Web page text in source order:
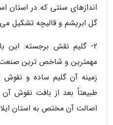
اندازهای سنتی که در استان
گل ابریشم و قالیچه تشکیل
2- گلیم نقش برجسته: این
مهمترین و شاخص ترین
زمینه آن گلیم ساده و
طبیعتاً بعد از بافت نقوش
اصالت آن مختص به استان